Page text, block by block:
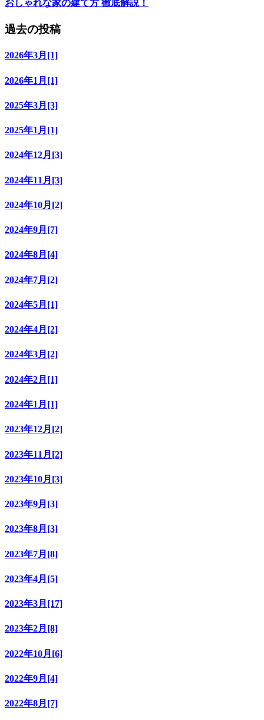
おしゃれな家の建て方 徹底解説！
過去の投稿
2026年3月[1]
2026年1月[1]
2025年3月[3]
2025年1月[1]
2024年12月[3]
2024年11月[3]
2024年10月[2]
2024年9月[7]
2024年8月[4]
2024年7月[2]
2024年5月[1]
2024年4月[2]
2024年3月[2]
2024年2月[1]
2024年1月[1]
2023年12月[2]
2023年11月[2]
2023年10月[3]
2023年9月[3]
2023年8月[3]
2023年7月[8]
2023年4月[5]
2023年3月[17]
2023年2月[8]
2022年10月[6]
2022年9月[4]
2022年8月[7]